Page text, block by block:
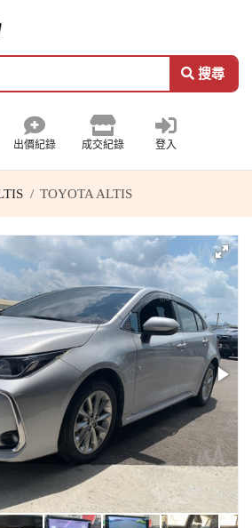
搜尋
出價紀錄 成交紀錄 登入
TOYOTA ALTIS